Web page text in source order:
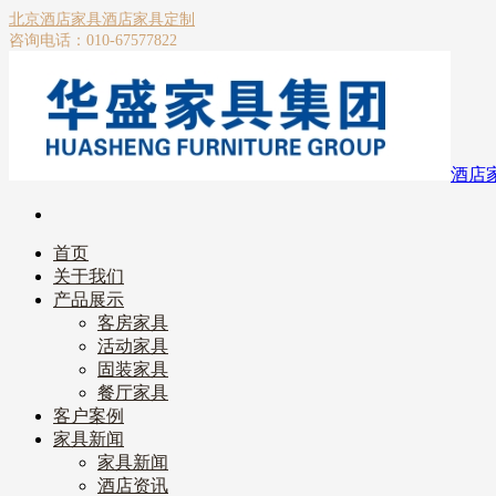
北京酒店家具酒店家具定制
咨询电话：010-67577822
酒店
首页
关于我们
产品展示
客房家具
活动家具
固装家具
餐厅家具
客户案例
家具新闻
家具新闻
酒店资讯